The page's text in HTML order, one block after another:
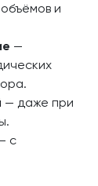
и
—
— даже при
с